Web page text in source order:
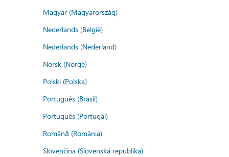
Magyar (Magyarország)
Nederlands (België)
Nederlands (Nederland)
Norsk (Norge)
Polski (Polska)
Português (Brasil)
Português (Portugal)
Română (România)
Slovenčina (Slovenská republika)